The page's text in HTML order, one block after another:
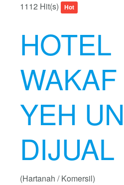
1112 Hit(s)
Hot
HOTEL
YEH
DIJUAL
(Hartanah / Komersil)